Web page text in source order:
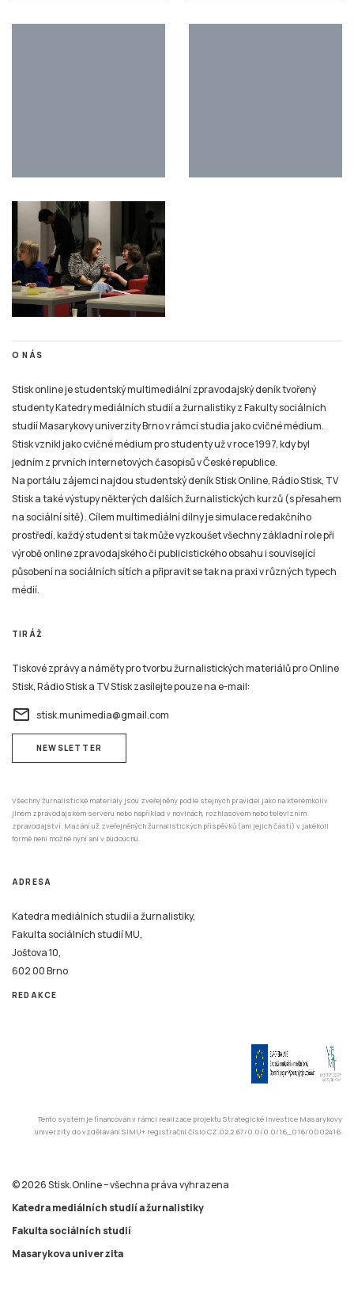
O NÁS
Stisk online je studentský multimediální zpravodajský deník tvořený
studií Masarykovy univerzity Brno v rámci studia jako cvičné médium.
Stisk vznikl jako cvičné médium pro studenty už v roce 1997, kdy byl
jedním z prvních internetových časopisů v České republice.
Na portálu zájemci najdou studentský deník Stisk Online, Rádio Stisk, TV
Stisk a také výstupy některých dalších žurnalistických kurzů (s přesahem
na sociální sítě). Cílem multimediální dílny je simulace redakčního
prostředí, každý student si tak může vyzkoušet všechny základní role při
výrobě online zpravodajského či publicistického obsahu i související
působení na sociálních sítích a připravit se tak na praxi v různých typech
médií.
TIRÁŽ
Tiskové zprávy a náměty pro tvorbu žurnalistických materiálů pro Online
email stisk.munimedia@gmail.com
NEWSLETTER
Všechny žurnalistické materiály jsou zveřejněny podle stejných pravidel jako na kterémkoliv
formě není možné nyní ani v budoucnu.
ADRESA
Katedra mediálních studií a žurnalistiky,
Joštova 10,
602 00 Brno
REDAKCE
Tento systém je financován v rámci realizace projektu Strategické investice Masarykovy
Fakulta sociálních studií
Masarykova univerzita